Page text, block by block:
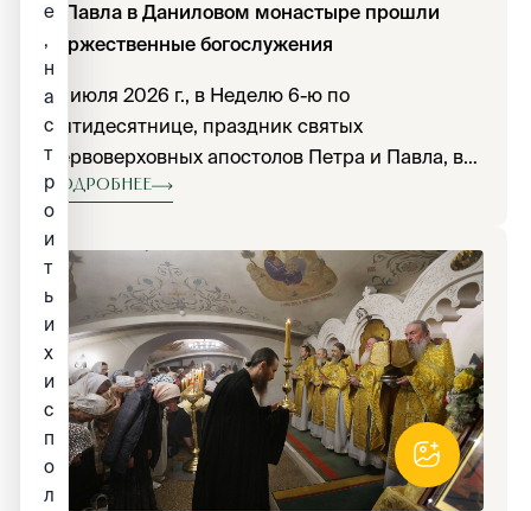
и Павла в Даниловом монастыре прошли
торжественные богослужения
12 июля 2026 г., в Неделю 6-ю по
Пятидесятнице, праздник святых
первоверховных апостолов Петра и Павла, в
Даниловом монастыре совершены
торжественные богослужения.
Подробнее
e
,
н
а
с
т
р
о
и
т
ь
и
х
и
с
п
о
л